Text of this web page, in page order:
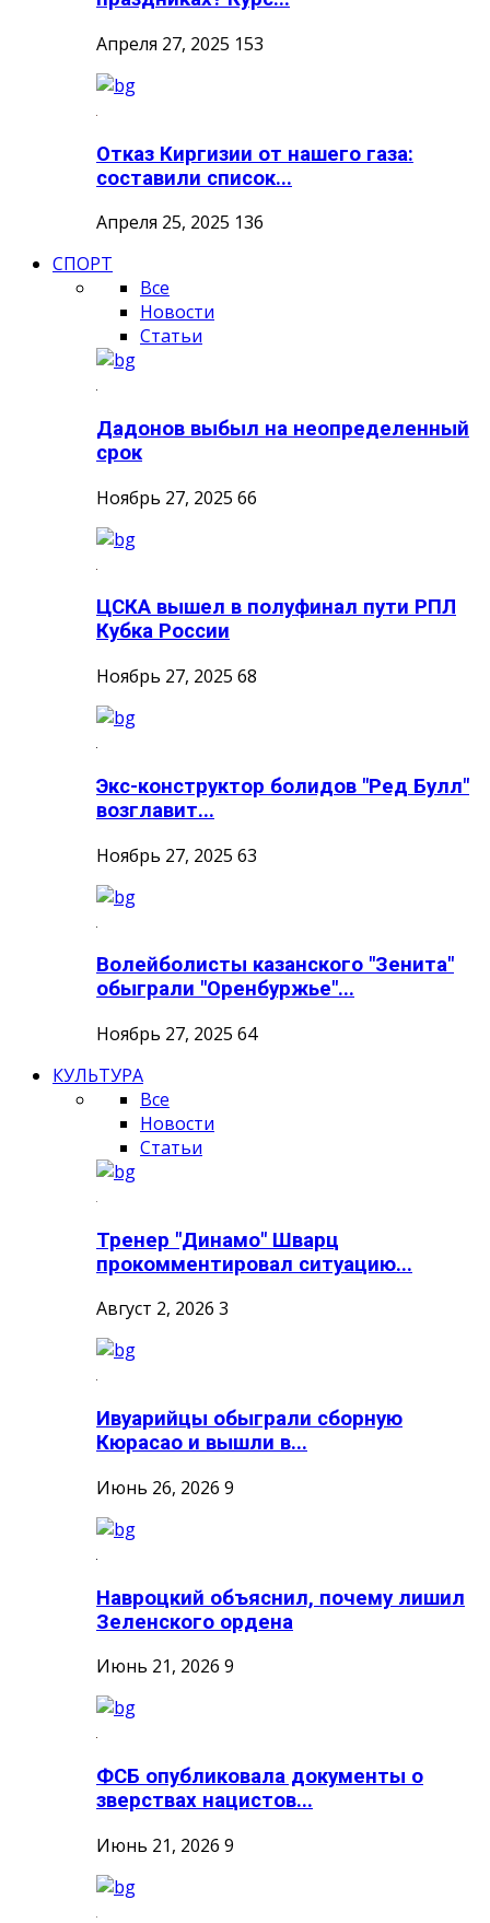
Апреля 27, 2025 153
Отказ Киргизии от нашего газа:
составили список...
Апреля 25, 2025 136
СПОРТ
Все
Новости
Статьи
Дадонов выбыл на неопределенный
срок
Ноябрь 27, 2025 66
ЦСКА вышел в полуфинал пути РПЛ
Кубка России
Ноябрь 27, 2025 68
Экс-конструктор болидов "Ред Булл"
возглавит...
Ноябрь 27, 2025 63
Волейболисты казанского "Зенита"
обыграли "Оренбуржье"...
Ноябрь 27, 2025 64
КУЛЬТУРА
Все
Новости
Статьи
Тренер "Динамо" Шварц
прокомментировал ситуацию...
Август 2, 2026 3
Ивуарийцы обыграли сборную
Кюрасао и вышли в...
Июнь 26, 2026 9
Навроцкий объяснил, почему лишил
Зеленского ордена
Июнь 21, 2026 9
ФСБ опубликовала документы о
зверствах нацистов...
Июнь 21, 2026 9